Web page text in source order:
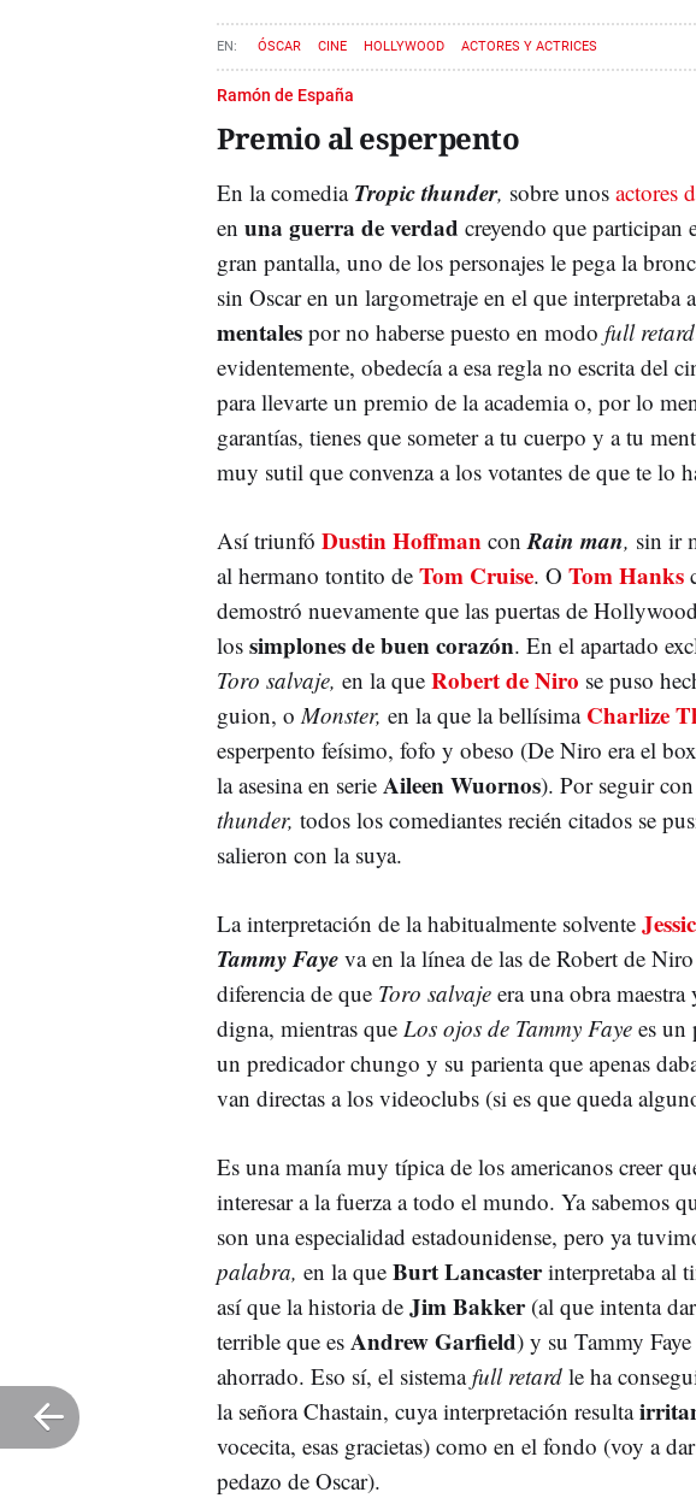
ÓSCAR CINE HOLLYWOOD ACTORES Y ACTRICES
Ramón de España
Premio al esperpento
En la comedia Tropic thunder, sobre unos actores
en una guerra de verdad creyendo que participan
gran pantalla, uno de los personajes le pega la
sin Oscar en un largometraje en el que interpretaba
mentales por no haberse puesto en modo full
evidentemente, obedecía a esa regla no escrita del
para llevarte un premio de la academia o, por lo
garantías, tienes que someter a tu cuerpo y a tu
muy sutil que convenza a los votantes de que te lo
Así triunfó Dustin Hoffman con Rain man, sin ir
al hermano tontito de Tom Cruise. O Tom Hanks
demostró nuevamente que las puertas de
los simplones de buen corazón. En el apartado
Toro salvaje, en la que Robert de Niro se puso
guion, o Monster, en la que la bellísima Charlize
esperpento feísimo, fofo y obeso (De Niro era el
la asesina en serie Aileen Wuornos). Por seguir
thunder, todos los comediantes recién citados se
salieron con la suya.
La interpretación de la habitualmente solvente
Tammy Faye va en la línea de las de Robert de
diferencia de que Toro salvaje era una obra maestra
digna, mientras que Los ojos de Tammy Faye es un
un predicador chungo y su parienta que apenas
van directas a los videoclubs (si es que queda
Es una manía muy típica de los americanos creer
interesar a la fuerza a todo el mundo. Ya sabemos
son una especialidad estadounidense, pero ya
palabra, en la que Burt Lancasterinterpretaba al
así que la historia de Jim Bakker(al que intenta
terrible que es Andrew Garfield) y su Tammy
ahorrado. Eso sí, el sistemafull retard le ha
la señora Chastain, cuya interpretación resulta
vocecita, esas gracietas) como en el fondo (voy a
pedazo de Oscar).